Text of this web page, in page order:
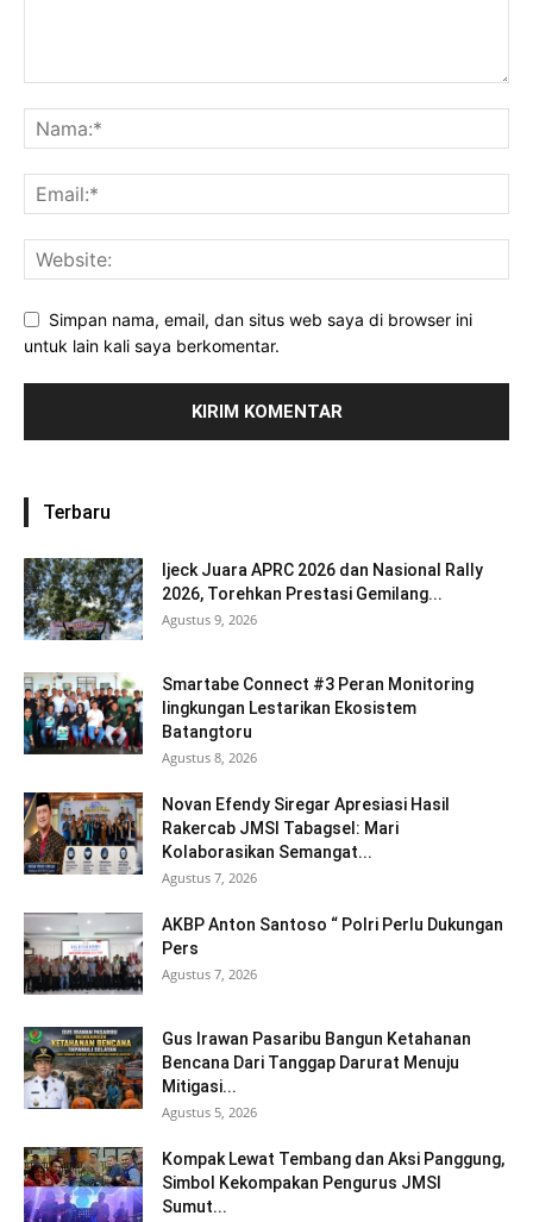
Simpan nama, email, dan situs web saya di browser ini
untuk lain kali saya berkomentar.
Terbaru
Ijeck Juara APRC 2026 dan Nasional Rally
2026, Torehkan Prestasi Gemilang...
Agustus 9, 2026
Smartabe Connect #3 Peran Monitoring
lingkungan Lestarikan Ekosistem
Batangtoru
Agustus 8, 2026
Novan Efendy Siregar Apresiasi Hasil
Rakercab JMSI Tabagsel: Mari
Kolaborasikan Semangat...
Agustus 7, 2026
AKBP Anton Santoso “ Polri Perlu Dukungan
Pers
Agustus 7, 2026
Gus Irawan Pasaribu Bangun Ketahanan
Bencana Dari Tanggap Darurat Menuju
Mitigasi...
Agustus 5, 2026
Kompak Lewat Tembang dan Aksi Panggung,
Simbol Kekompakan Pengurus JMSI
Sumut...